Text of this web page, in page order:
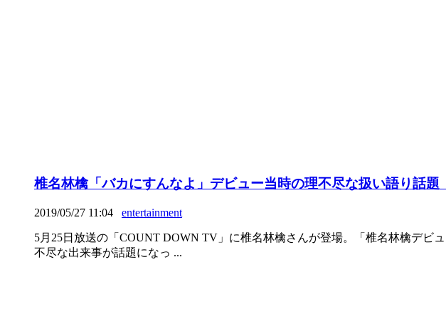
椎名林檎「バカにすんなよ」デビュー当時の理不尽な扱い語り話題
2019/05/27 11:04 entertainment
5月25日放送の「COUNT DOWN TV」に椎名林檎さんが登場。「椎名林檎デビ
不尽な出来事が話題になっ ...